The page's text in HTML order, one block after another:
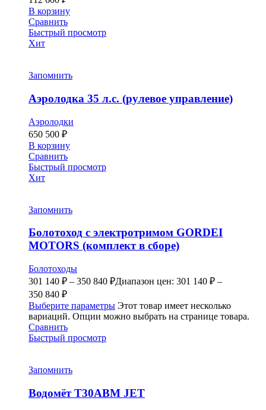
В корзину
Сравнить
Быстрый просмотр
Хит
Запомнить
Аэролодка 35 л.с. (рулевое управление)
Аэролодки
650 500 ₽
В корзину
Сравнить
Быстрый просмотр
Хит
Запомнить
Болотоход с электротримом GORDEI
MOTORS (комплект в сборе)
Болотоходы
301 140 ₽ – 350 840 ₽Диапазон цен: 301 140 ₽ –
350 840 ₽
Выберите параметры Этот товар имеет несколько
вариаций. Опции можно выбрать на странице товара.
Сравнить
Быстрый просмотр
Запомнить
Водомёт T30ABM JET